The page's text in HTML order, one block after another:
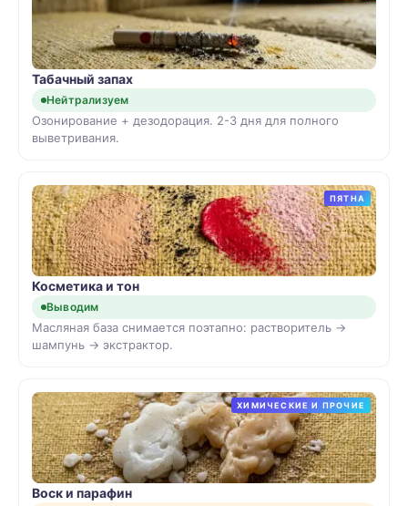
Табачный запах
Нейтрализуем
Озонирование + дезодорация. 2-3 дня для полного
выветривания.
ПЯТНА
Косметика и тон
Выводим
Масляная база снимается поэтапно: растворитель →
шампунь → экстрактор.
ХИМИЧЕСКИЕ И ПРОЧИЕ
Воск и парафин